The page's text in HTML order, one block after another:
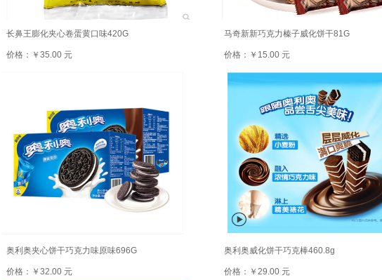
长鼻王膨化夹心卷蛋黄口味420G
价格：￥35.00 元
马奇新新巧克力榛子威化饼干81G
价格：￥15.00 元
奥利奥夹心饼干巧克力味原味696G
价格：￥32.00 元
奥利奥威化饼干巧克棒460.8g
价格：￥29.00 元